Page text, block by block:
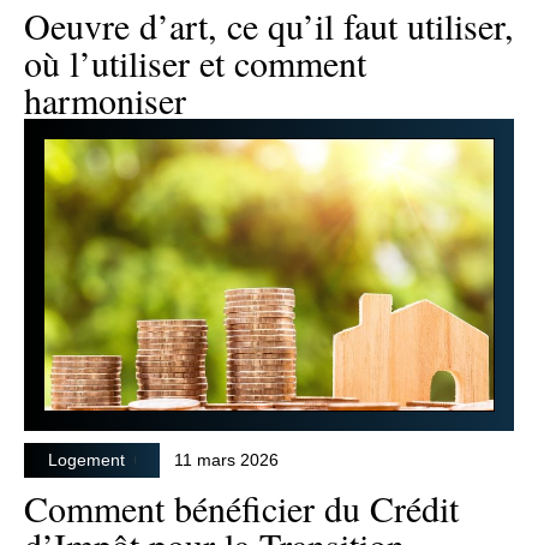
Oeuvre d’art, ce qu’il faut utiliser,
où l’utiliser et comment
harmoniser
Logement 11 mars 2026
Comment bénéficier du Crédit